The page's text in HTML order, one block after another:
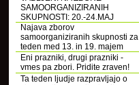
SAMOORGANIZIRANIH
SKUPNOSTI: 20.-24.MAJ
Najava zborov
samoorganiziranih skupnosti za
teden med 13. in 19. majem
Eni prazniki, drugi prazniki -
vmes pa zbori. Pridite zraven!
Ta teden ljudje razpravljajo o